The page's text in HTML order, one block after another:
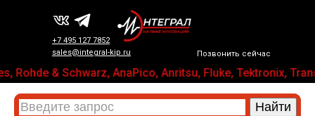
Позвонить сейчас
+7 495 127 7852
sales@integral-kip.ru
& Schwarz, AnaPico, Anritsu, Fluke, Tektronix,